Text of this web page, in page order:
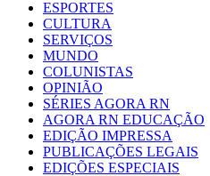
ESPORTES
CULTURA
SERVIÇOS
MUNDO
COLUNISTAS
OPINIÃO
SÉRIES AGORA RN
AGORA RN EDUCAÇÃO
EDIÇÃO IMPRESSA
PUBLICAÇÕES LEGAIS
EDIÇÕES ESPECIAIS